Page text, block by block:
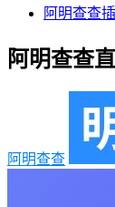
阿明查查
阿明查查
阿明查查